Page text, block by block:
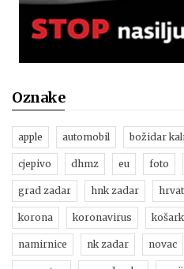
Oznake
apple automobil božidar
cjepivo dhmz eu foto
grad zadar hnk zadar
korona koronavirus
namirnice nk zadar novac